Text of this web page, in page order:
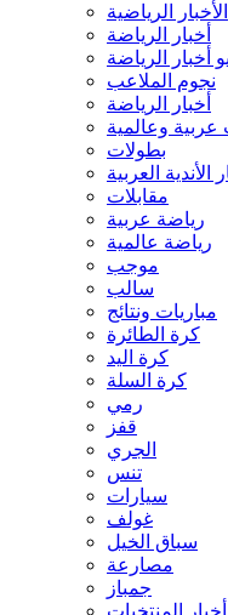
الأخبار الرياضية
أخبار الرياضة
أخبار الرياضة
نجوم الملاعب
أخبار الرياضة
وعالمية
بطولات
الأندية العربية
مقابلات
رياضة عربية
رياضة عالمية
موجب
سالب
مباريات ونتائج
كرة الطائرة
كرة اليد
كرة السلة
رمي
قفز
الجري
تنس
سيارات
غولف
سباق الخيل
مصارعة
جمباز